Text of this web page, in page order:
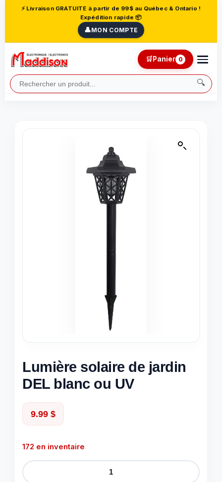
⚡ Livraison GRATUITE à partir de 99$ au Québec & Ontario !
Expédition rapide 📦
👤MON COMPTE
🔍
🛒Panier 0
Lumière solaire de jardin
DEL blanc ou UV
9.99 $
172 en inventaire
quantité
de